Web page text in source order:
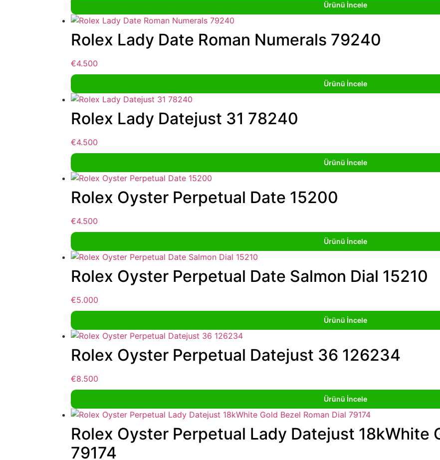
Ürünü İncele
Rolex Lady Date Roman Numerals 79240
€4.500
Ürünü İncele
Rolex Lady Datejust 31 78240
€4.500
Ürünü İncele
Rolex Oyster Perpetual Date 15200
€4.500
Ürünü İncele
Rolex Oyster Perpetual Date Salmon Dial 15210
€5.000
Ürünü İncele
Rolex Oyster Perpetual Datejust 36 126234
€8.500
Ürünü İncele
Rolex Oyster Perpetual Lady Datejust 18kWhite
79174